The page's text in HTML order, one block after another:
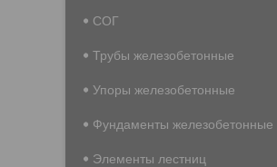
СОГ
Трубы железобетонные
Упоры железобетонные
Фундаменты железобетонные
Элементы лестниц